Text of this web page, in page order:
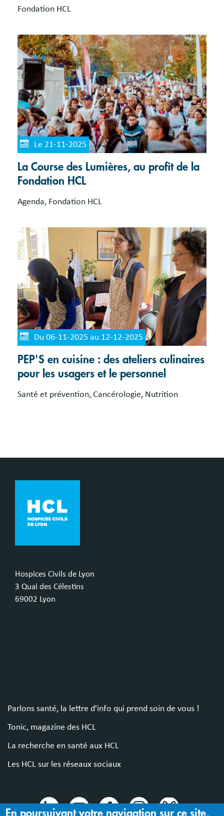
Fondation HCL
Le 21-11-2025
La Course des Lumières, au profit de la
Fondation HCL
Agenda, Fondation HCL
Du 06-11-2025 au 12-12-2025
PEP'S en cuisine : des ateliers culinaires
pour les usagers et le personnel
Santé et prévention, Cancérologie, Nutrition
Hospices Civils de Lyon
3 Quai des Célestins
69002 Lyon
Parlons santé, la lettre d'info qui prend soin de vous !
Tonic, magazine des HCL
La recherche en santé aux HCL
Les HCL sur les réseaux sociaux
En poursuivant votre navigation sur ce site,